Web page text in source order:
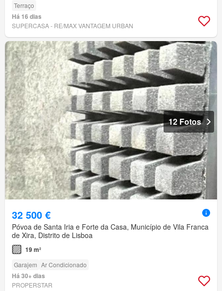
Terraço
Há 16 dias
SUPERCASA - RE/MAX VANTAGEM URBAN
12 Fotos
32 500 €
Póvoa de Santa Iria e Forte da Casa, Município de Vila Franca
de Xira, Distrito de Lisboa
19 m²
Garajem Ar Condicionado
Há 30+ dias
PROPERSTAR